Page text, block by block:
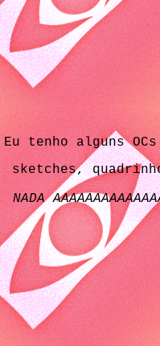
Eu tenho alguns
sketches,
NADA